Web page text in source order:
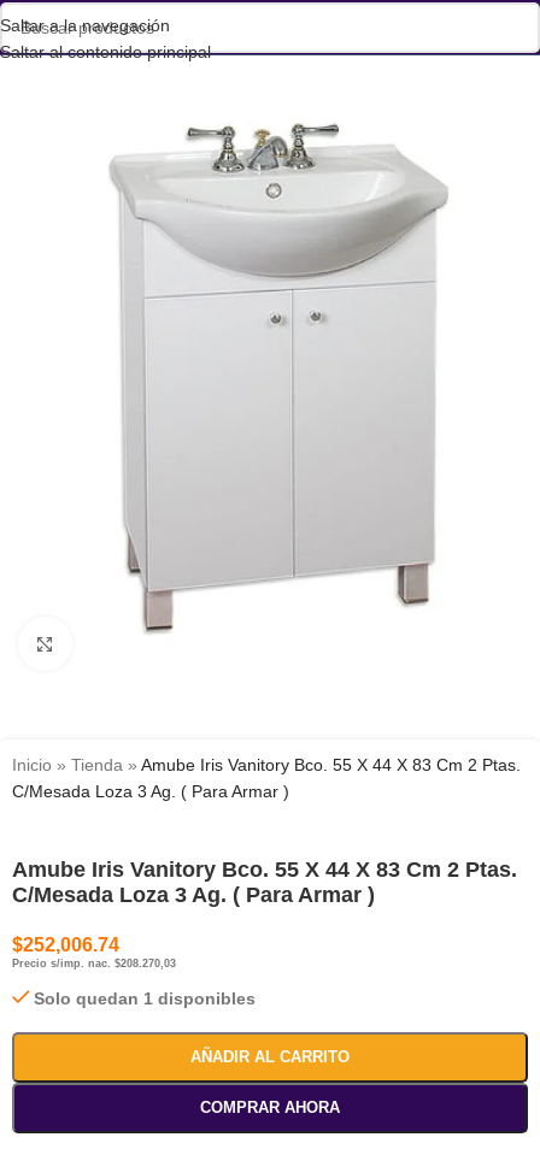
Saltar a la navegación
Saltar al contenido principal
Inicio » Tienda » Amube Iris Vanitory Bco. 55 X 44 X 83 Cm 2 Ptas.
C/Mesada Loza 3 Ag. ( Para Armar )
Amube Iris Vanitory Bco. 55 X 44 X 83 Cm 2 Ptas.
C/Mesada Loza 3 Ag. ( Para Armar )
$252,006.74
Precio s/imp. nac. $208.270,03
Solo quedan 1 disponibles
AÑADIR AL CARRITO
COMPRAR AHORA